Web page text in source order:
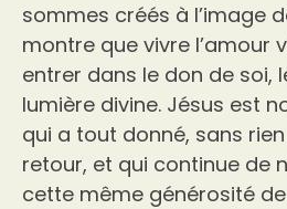
sommes créés à l’image
montre que vivre l’amour
entrer dans le don de soi,
lumière divine. Jésus est
qui a tout donné, sans
retour, et qui continue de
cette même générosité